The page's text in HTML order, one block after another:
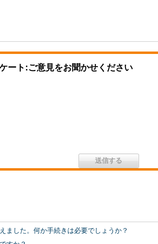
ート:ご意見をお聞かせください
ました。何か手続きは必要でしょうか？